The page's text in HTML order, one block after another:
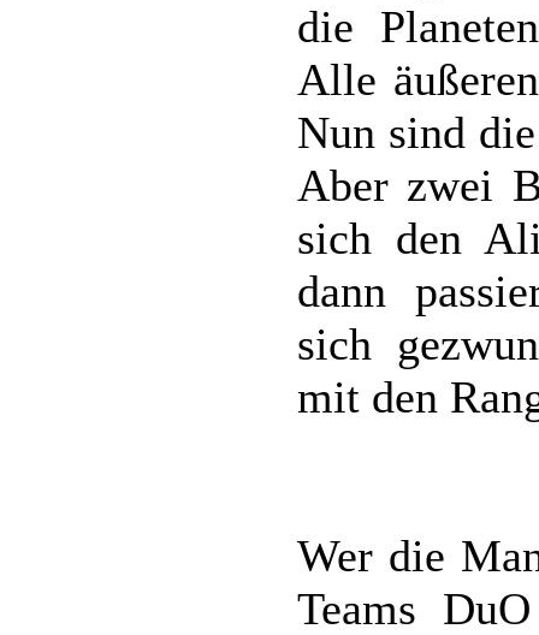
die
Alle
Nun sind
Aber zwei
sich den
dann
sich
mit den
Wer die
Teams